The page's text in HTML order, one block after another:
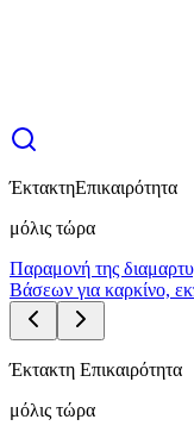
ΈκτακτηΕπικαιρότητα
μόλις τώρα
Παραμονή της
Βάσεων για καρκίνο,
Έκτακτη Επικαιρότητα
μόλις τώρα